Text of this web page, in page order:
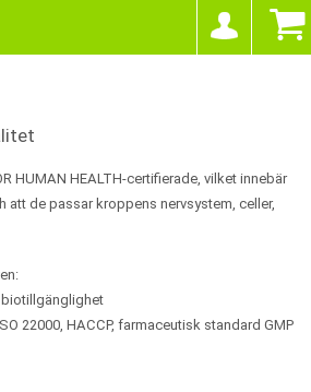
HUMAN HEALTH-certifierade, vilket innebär
att de passar kroppens nervsystem, celler,
22000, HACCP, farmaceutisk standard GMP